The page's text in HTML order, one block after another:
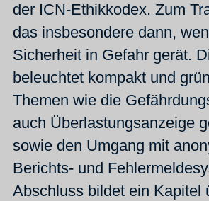
der ICN-Ethikkodex. Zum
das insbesondere dann,
Sicherheit in Gefahr gerät.
beleuchtet kompakt und
Themen wie die
auch Überlastungsanzeige
sowie den Umgang mit
Berichts- und
Abschluss bildet ein Kapitel